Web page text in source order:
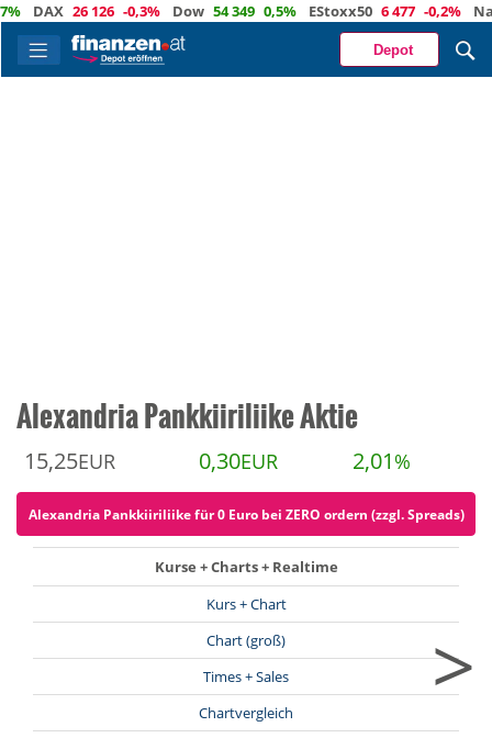
26 126 -0,3% Dow 54 349 0,5% EStoxx50 6 477 -0,2% Nasdaq
Depot
Alexandria Pankkiiriliike Aktie
15,25EUR 0,30EUR 2,01 %
Alexandria Pankkiiriliike für 0 Euro bei ZERO ordern (zzgl. Spreads)
Kurse + Charts + Realtime
Kurs + Chart
Chart (groß)
Times + Sales
Chartvergleich
>